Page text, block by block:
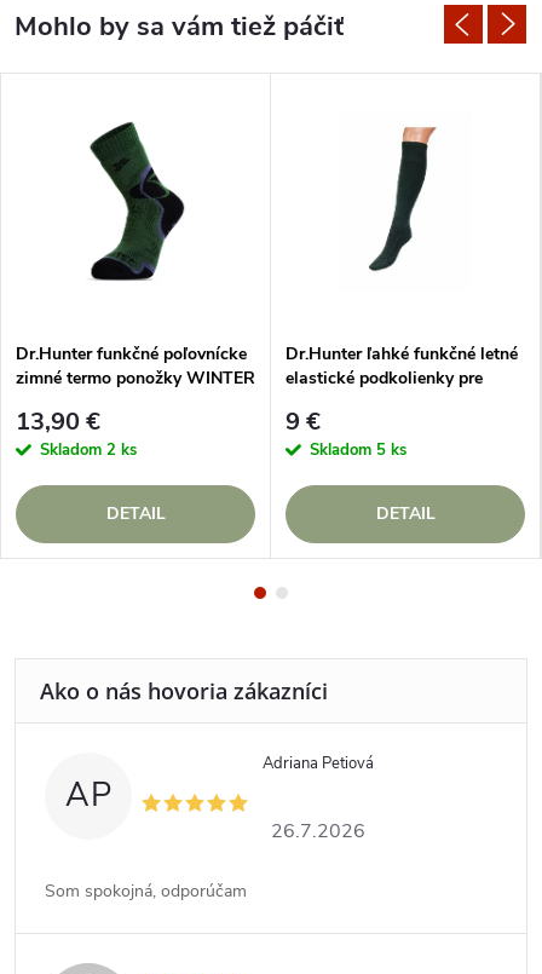
Dr.Hunter funkčné poľovnícke
zimné termo ponožky WINTER
13,90 €
Skladom 2 ks
DETAIL
Dr.Hunter ľahké funkčné letné
elastické podkolienky pre
9 €
Skladom 5 ks
DETAIL
AP
Adriana Petiová
26.7.2026
Som spokojná, odporúčam